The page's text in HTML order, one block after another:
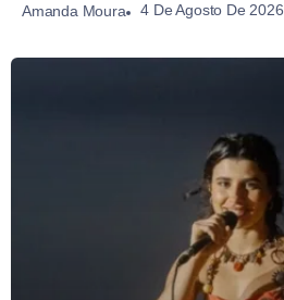
Amanda Moura 4 De Agosto De 2026